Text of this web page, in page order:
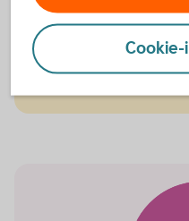
Hantera er
enkelt,
sätt med